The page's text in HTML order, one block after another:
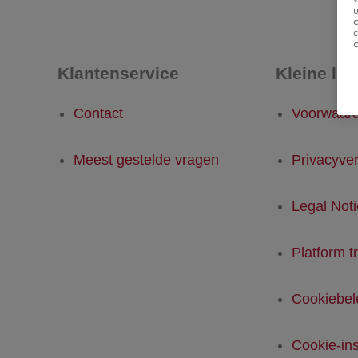
Klantenservice
Contact
Meest gestelde vragen
Kleine
Legal
Platform
Cookie-